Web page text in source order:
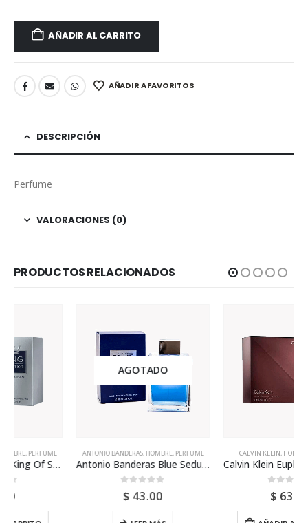
AÑADIR AL CARRITO
AÑADIR A FAVORITOS
DESCRIPCIÓN
Perfume
VALORACIONES (0)
PRODUCTOS RELACIONADOS
ANTONIO BANDERAS ,HOMBRE,PERFUME
Antonio Banderas Blue Seduction Edt 100ml Para Hombre
CALVIN KLEIN HOMBRE, PERFUME
Calvin Klein Euphoria 100ml Para Hombre